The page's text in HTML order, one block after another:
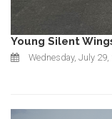
Young Silent
Wednesday, July 29,